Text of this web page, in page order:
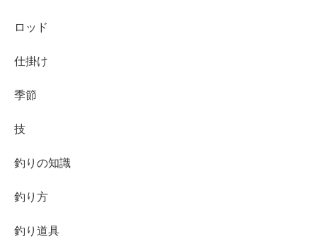
ロッド
仕掛け
季節
技
釣りの知識
釣り方
釣り道具